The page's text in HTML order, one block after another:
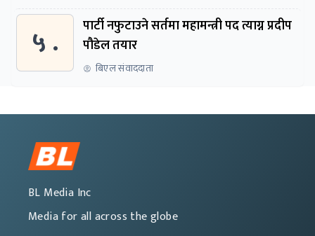
५ .
पार्टी नफुटाउने सर्तमा महामन्त्री पद त्याग्न प्रदीप
पौडेल तयार
बिएल संवाददाता
BL Media Inc
Media for all across the globe